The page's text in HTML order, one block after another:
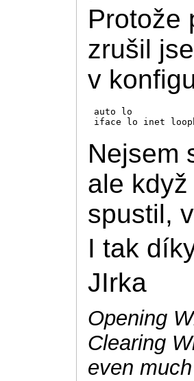
Protože
zrušil
v
auto lo
Nejsem
ale
spustil,
I tak
JIrka
Opening
Clearing
even